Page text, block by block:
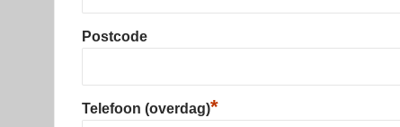
Postcode
Telefoon (overdag)*